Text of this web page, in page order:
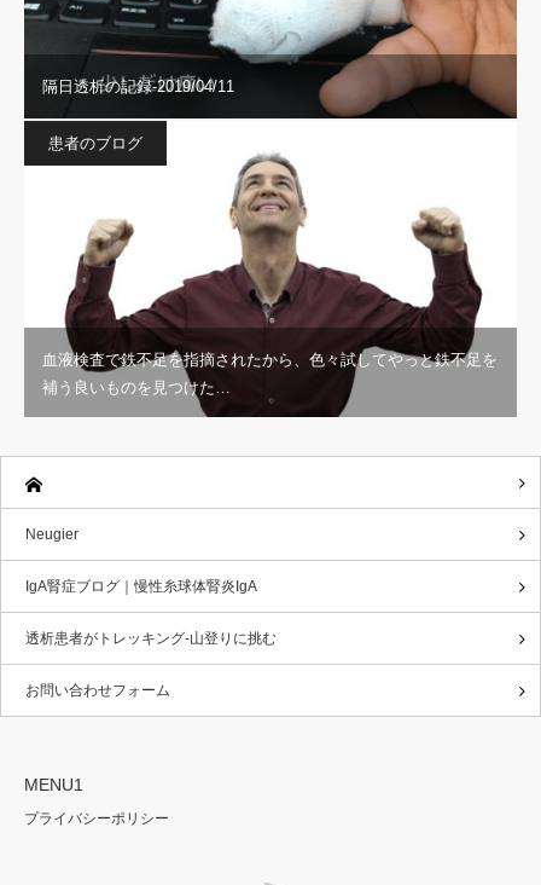
隔日透析の記録-2019/04/11
患者のブログ
血液検査で鉄不足を指摘されたから、色々試してやっと鉄不足を
補う良いものを見つけた…
Neugier
IgA腎症ブログ｜慢性糸球体腎炎IgA
透析患者がトレッキング-山登りに挑む
お問い合わせフォーム
MENU1
プライバシーポリシー